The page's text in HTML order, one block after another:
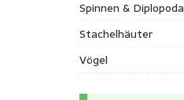
Spinnen & Diplopoda
Stachelhäuter
Vögel